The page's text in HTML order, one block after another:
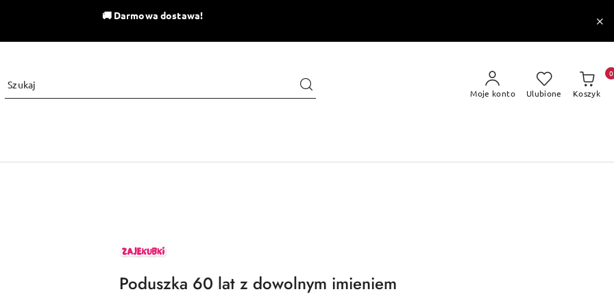
🚚 Darmowa dostawa!
Moje konto Ulubione Koszyk
0
ZAJEKUBKI
Poduszka 60 lat z dowolnym imieniem